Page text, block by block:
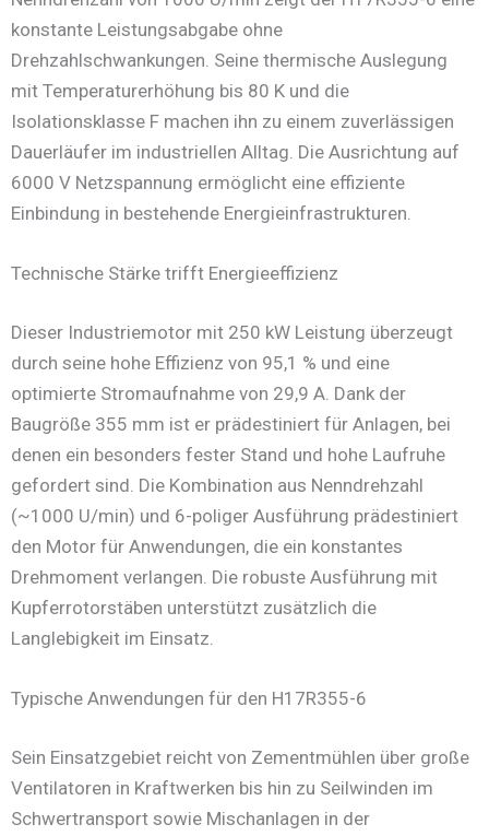
konstante Leistungsabgabe ohne
Drehzahlschwankungen. Seine thermische Auslegung
mit Temperaturerhöhung bis 80 K und die
Isolationsklasse F machen ihn zu einem zuverlässigen
Dauerläufer im industriellen Alltag. Die Ausrichtung auf
6000 V Netzspannung ermöglicht eine effiziente
Einbindung in bestehende Energieinfrastrukturen.
Technische Stärke trifft Energieeffizienz
Dieser Industriemotor mit 250 kW Leistung überzeugt
durch seine hohe Effizienz von 95,1 % und eine
optimierte Stromaufnahme von 29,9 A. Dank der
Baugröße 355 mm ist er prädestiniert für Anlagen, bei
denen ein besonders fester Stand und hohe Laufruhe
gefordert sind. Die Kombination aus Nenndrehzahl
(~1000 U/min) und 6-poliger Ausführung prädestiniert
den Motor für Anwendungen, die ein konstantes
Drehmoment verlangen. Die robuste Ausführung mit
Kupferrotorstäben unterstützt zusätzlich die
Langlebigkeit im Einsatz.
Typische Anwendungen für den H17R355-6
Sein Einsatzgebiet reicht von Zementmühlen über große
Ventilatoren in Kraftwerken bis hin zu Seilwinden im
Schwertransport sowie Mischanlagen in der